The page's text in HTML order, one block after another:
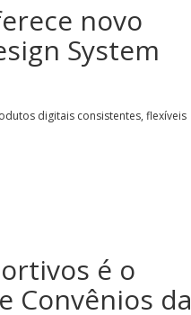
novo
System
digitais consistentes, flexíveis
é o
Convênios da